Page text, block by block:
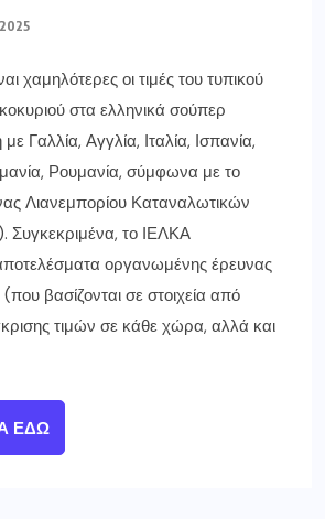
χαμηλότερες οι τιμές του τυπικού
στα ελληνικά σούπερ
Γαλλία, Αγγλία, Ιταλία, Ισπανία,
Ρουμανία, σύμφωνα με το
Λιανεμπορίου Καταναλωτικών
το ΙΕΛΚΑ
οργανωμένης έρευνας
βασίζονται σε στοιχεία από
τιμών σε κάθε χώρα, αλλά και
ΕΔΏ